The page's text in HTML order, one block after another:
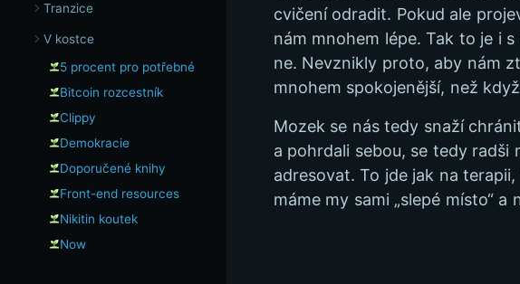
Tranzice
V kostce
5 procent pro potřebné
Bitcoin rozcestník
Clippy
Demokracie
Doporučené knihy
Front-end resources
Nikitin koutek
Now
cvičení odradit. Pokud ale
nám mnohem lépe. Tak to je i
ne. Nevznikly proto, aby nám
mnohem spokojenější, než
Mozek se nás tedy snaží
a pohrdali sebou, se tedy
adresovat. To jde jak na
máme my sami „slepé místo“ a